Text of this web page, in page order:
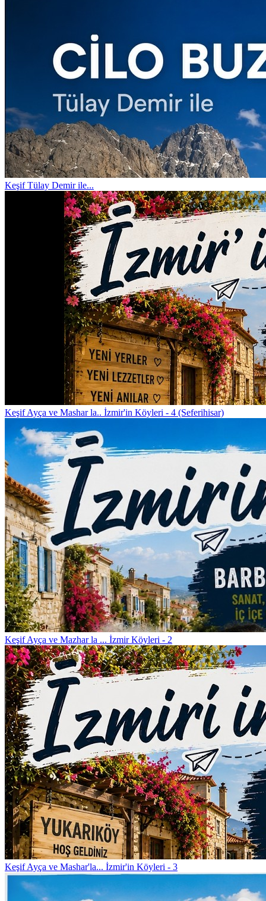
Keşif Tülay Demir ile...
Keşif Ayça ve Mashar la.. İzmir'in Köyleri - 4 (Seferihisar)
Keşif Ayça ve Mazhar la ... İzmir Köyleri - 2
Keşif Ayça ve Mashar'la... İzmir'in Köyleri - 3